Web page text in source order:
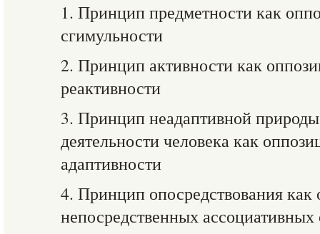
1. Принцип предметности как
сгимульности
2. Принцип активности как
реактивности
3. Принцип неадаптивной
деятельности человека как
адаптивности
4. Принцип опосредствования
непосредственных ассоциативных